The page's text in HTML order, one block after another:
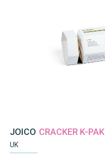
JOICO CRACKER K-PAK
UK